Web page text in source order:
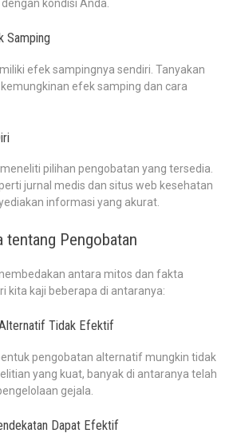
kondisi Anda.
Samping
efek sampingnya sendiri. Tanyakan
efek samping dan cara
pilihan pengobatan yang tersedia.
jurnal medis dan situs web kesehatan
informasi yang akurat.
tentang Pengobatan
antara mitos dan fakta
kita kaji beberapa di antaranya:
Tidak Efektif
pengobatan alternatif mungkin tidak
yang kuat, banyak di antaranya telah
gejala.
Dapat Efektif